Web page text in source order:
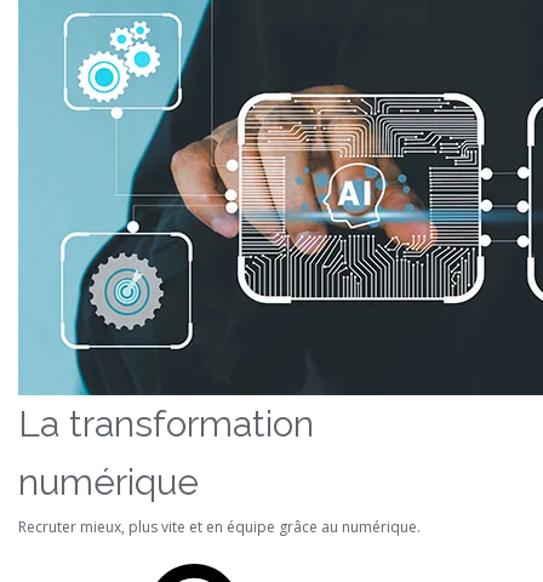
La transformation
numérique
Recruter mieux, plus vite et en équipe grâce au numérique.